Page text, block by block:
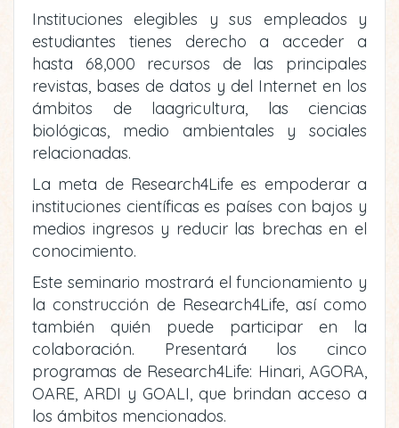
Instituciones elegibles y sus empleados y
estudiantes tienes derecho a acceder a
hasta 68,000 recursos de las principales
revistas, bases de datos y del Internet en los
ámbitos de laagricultura, las ciencias
biológicas, medio ambientales y sociales
relacionadas.
La meta de Research4Life es empoderar a
instituciones científicas es países con bajos y
medios ingresos y reducir las brechas en el
conocimiento.
Este seminario mostrará el funcionamiento y
la construcción de Research4Life, así como
también quién puede participar en la
colaboración. Presentará los cinco
programas de Research4Life: Hinari, AGORA,
OARE, ARDI y GOALI, que brindan acceso a
los ámbitos mencionados.